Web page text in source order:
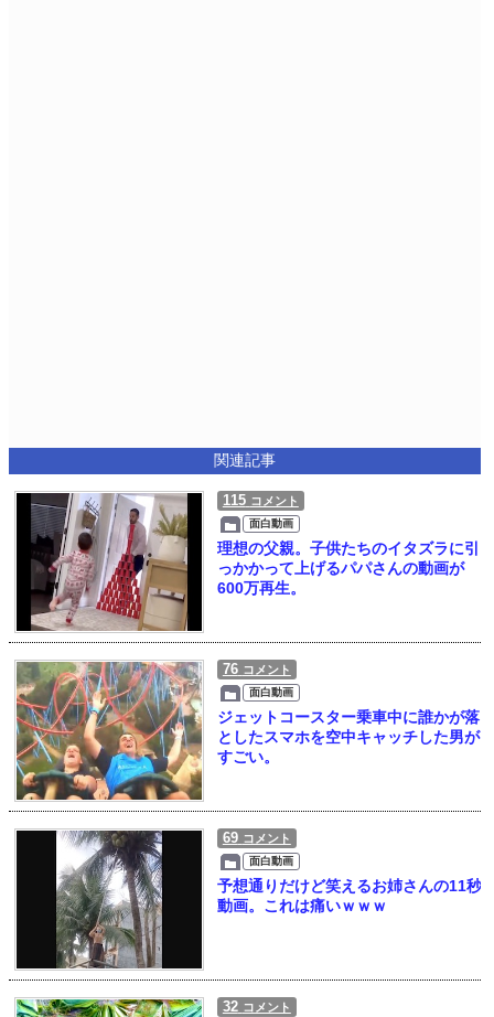
関連記事
115 コメント
面白動画
理想の父親。子供たちのイタズラに引
っかかって上げるパパさんの動画が
600万再生。
76 コメント
面白動画
ジェットコースター乗車中に誰かが落
としたスマホを空中キャッチした男が
すごい。
69 コメント
面白動画
予想通りだけど笑えるお姉さんの11秒
動画。これは痛いｗｗｗ
32 コメント